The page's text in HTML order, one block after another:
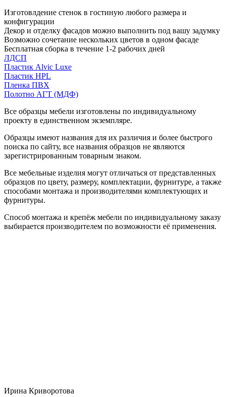
Изготовлдение стенок в гостиную любого размера и
конфигурации
Декор и отделку фасадов можно выполнить под вашу задумку
Возможно сочетание нескольких цветов в одном фасаде
Бесплатная сборка в течение 1-2 рабочих дней
ЛДСП
Пластик Alvic Luxe
Пластик HPL
Пленка ПВХ
Полотно АГТ (МДФ)
Все образцы мебели изготовлены по индивидуальному
проекту в единственном экземпляре.
Образцы имеют названия для их различия и более быстрого
поиска по сайту, все названия образцов не являются
зарегистрированным товарным знаком.
Все мебельные изделия могут отличаться от представленных
образцов по цвету, размеру, комплектации, фурнитуре, а также
способами монтажа и производителями комплектующих и
фурнитуры.
Способ монтажа и крепёж мебели по индивидуальному заказу
выбирается производителем по возможности её применения.
Ирина Криворотова